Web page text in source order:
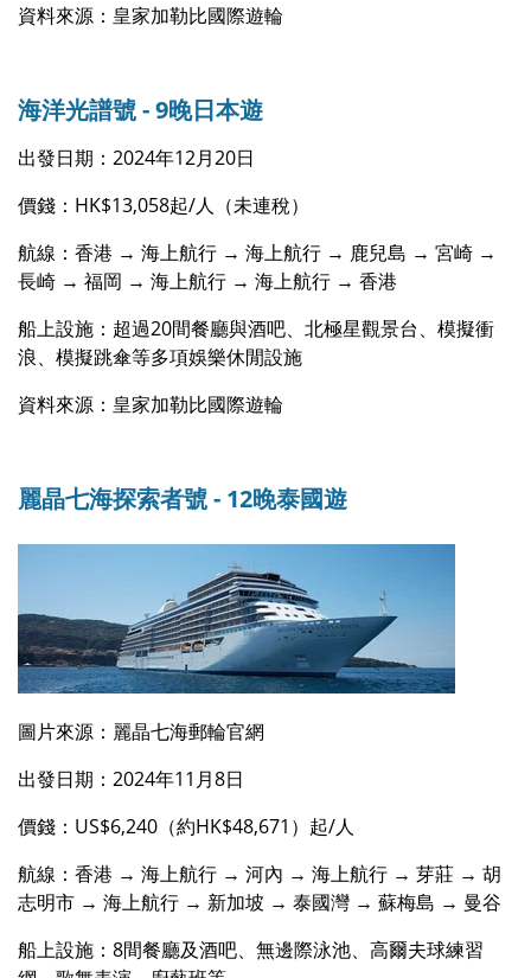
資料來源：皇家加勒比國際遊輪
海洋光譜號 - 9晚日本遊
出發日期：2024年12月20日
價錢：HK$13,058起/人（未連稅）
航線：香港 → 海上航行 → 海上航行 → 鹿兒島 → 宮崎 →
長崎 → 福岡 → 海上航行 → 海上航行 → 香港
船上設施：超過20間餐廳與酒吧、北極星觀景台、模擬衝
浪、模擬跳傘等多項娛樂休閒設施
資料來源：皇家加勒比國際遊輪
麗晶七海探索者號 - 12晚泰國遊
圖片來源：麗晶七海郵輪官網
出發日期：2024年11月8日
價錢：US$6,240（約HK$48,671）起/人
航線：香港 → 海上航行 → 河內 → 海上航行 → 芽莊 → 胡
志明市 → 海上航行 → 新加坡 → 泰國灣 → 蘇梅島 → 曼谷
船上設施：8間餐廳及酒吧、無邊際泳池、高爾夫球練習